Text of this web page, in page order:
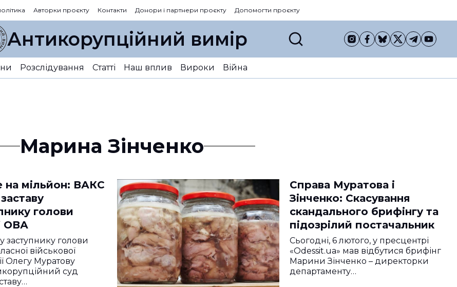
Авторки проєкту Контакти Донори і партнери проєкту Допомогти проєкту
Антикорупційний вимір
Розслідування Статті Наш вплив Вироки Війна
Марина Зінченко
мільйон: ВАКС
голови
ОВА
голови
військової
Олегу Муратову
суд
Справа Муратова і
Зінченко: Скасування
скандального брифінгу та
підозрілий постачальник
Сьогодні, 6 лютого, у пресцентрі
«Odessit.ua» мав відбутися брифінг
Марини Зінченко – директорки
департаменту…